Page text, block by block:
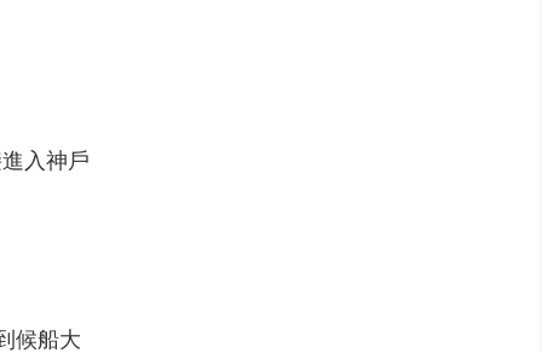
入神戶
候船大